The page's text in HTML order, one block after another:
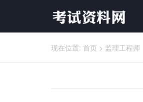
现在位置: 首页 > 监理工程师